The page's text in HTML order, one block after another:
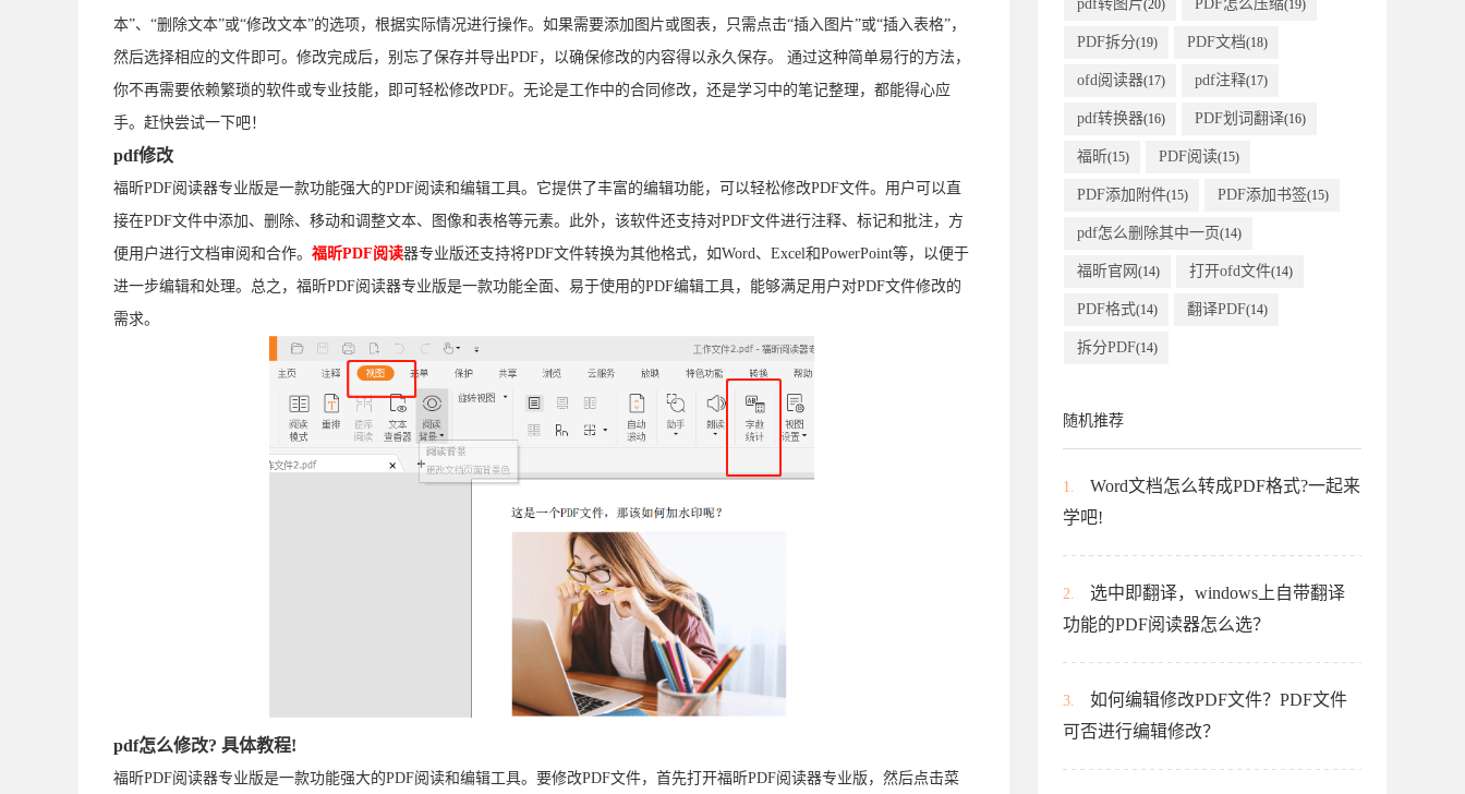
本”、“删除文本”或“修改文本”的选项，根据实际情况进行操作。如果需要添加图片或图表，只需点击“插入图片”或“插入表格”，
然后选择相应的文件即可。修改完成后，别忘了保存并导出PDF，以确保修改的内容得以永久保存。 通过这种简单易行的方法，
你不再需要依赖繁琐的软件或专业技能，即可轻松修改PDF。无论是工作中的合同修改，还是学习中的笔记整理，都能得心应
手。赶快尝试一下吧！
pdf修改
福昕PDF阅读器专业版是一款功能强大的PDF阅读和编辑工具。它提供了丰富的编辑功能，可以轻松修改PDF文件。用户可以直
接在PDF文件中添加、删除、移动和调整文本、图像和表格等元素。此外，该软件还支持对PDF文件进行注释、标记和批注，方
便用户进行文档审阅和合作。 福昕PDF阅读器专业版还支持将PDF文件转换为其他格式，如Word、Excel和PowerPoint等，以便于
进一步编辑和处理。总之，福昕PDF阅读器专业版是一款功能全面、易于使用的PDF编辑工具，能够满足用户对PDF文件修改的
需求。
pdf怎么修改? 具体教程!
福昕PDF阅读器专业版是一款功能强大的PDF阅读和编辑工具。要修改PDF文件，首先打开福昕PDF阅读器专业版，然后点击菜
pdf转图片(20) PDF怎么压缩(19)
PDF拆分(19) PDF文档(18)
ofd阅读器(17) pdf注释(17)
pdf转换器(16) PDF划词翻译(16)
福昕(15) PDF阅读(15)
PDF添加附件(15) PDF添加书签(15)
pdf怎么删除其中一页(14)
福昕官网 (14) 打开ofd文件(14)
PDF格式(14) 翻译PDF(14)
拆分PDF(14)
随机推荐
1.
Word文档怎么转成PDF格式?一起来
学吧!
2.
选中即翻译，windows上自带翻译
功能的PDF阅读器怎么选？
3.
如何编辑修改PDF文件？PDF文件
可否进行编辑修改？